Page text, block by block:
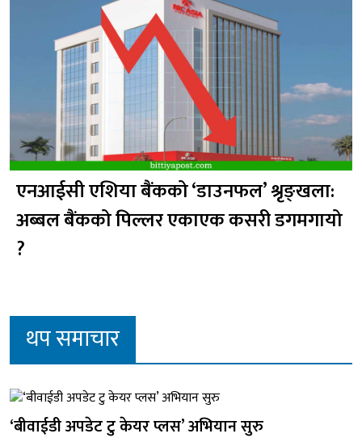
एनआईसी एशिया बैंकको ‘डाउनफल’ श्रृङ्खला:
अब्बल बैंकको पिल्लर एकाएक कसरी डगमगायो
?
थप समाचार
‘बीवाईडी अपडेट टु केयर प्लस’ अभियान सुरु